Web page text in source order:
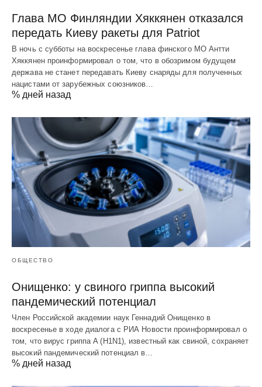
Глава МО Финляндии Хяккянен отказался
передать Киеву ракеты для Patriot
В ночь с субботы на воскресенье глава финского МО Антти
Хяккянен проинформировал о том, что в обозримом будущем
держава не станет передавать Киеву снаряды для полученных
нацистами от зарубежных союзников…
% дней назад
ОБЩЕСТВО
Онищенко: у свиного гриппа высокий
пандемический потенциал
Член Российской академии наук Геннадий Онищенко в
воскресенье в ходе диалога с РИА Новости проинформировал о
том, что вирус гриппа A (H1N1), известный как свиной, сохраняет
высокий пандемический потенциал в…
% дней назад